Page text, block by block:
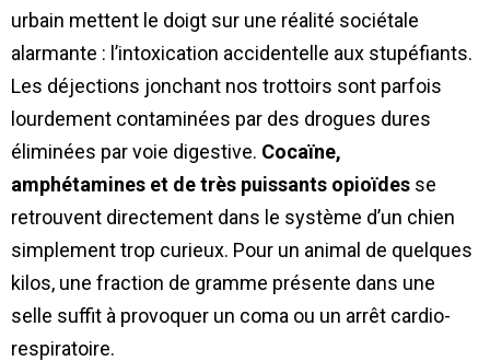
urbain mettent le doigt sur une réalité sociétale
alarmante : l’intoxication accidentelle aux stupéfiants.
Les déjections jonchant nos trottoirs sont parfois
lourdement contaminées par des drogues dures
éliminées par voie digestive. Cocaïne,
amphétamines et de très puissants opioïdes se
retrouvent directement dans le système d’un chien
simplement trop curieux. Pour un animal de quelques
kilos, une fraction de gramme présente dans une
selle suffit à provoquer un coma ou un arrêt cardio-
respiratoire.